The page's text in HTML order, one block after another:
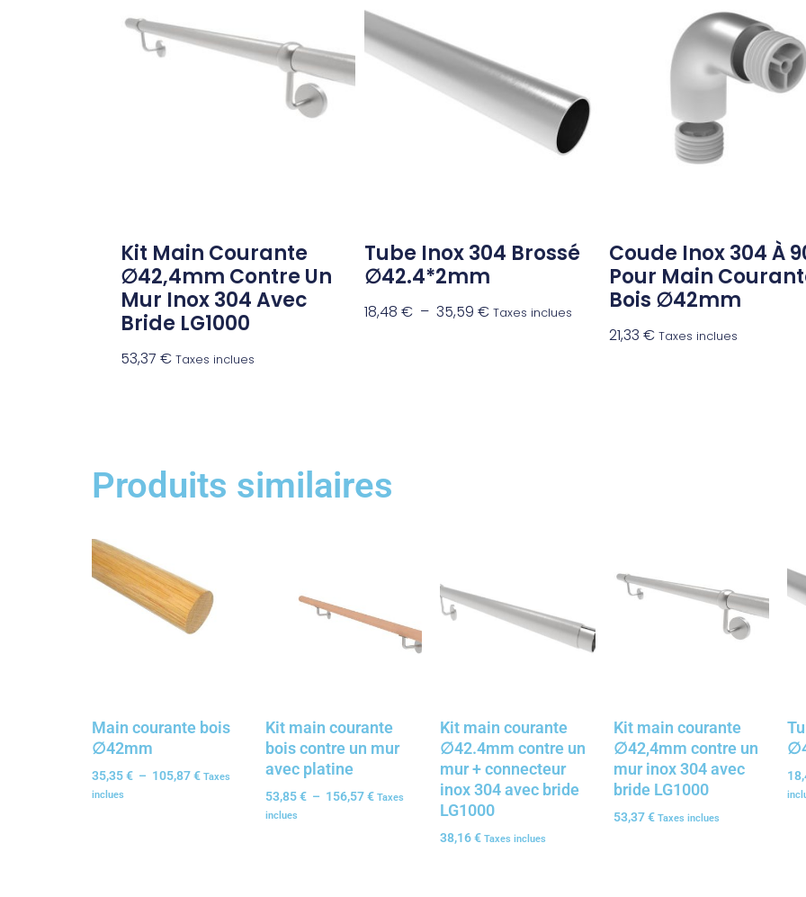
Kit Main Courante
∅42,4mm Contre Un
Mur Inox 304 Avec
Bride LG1000
53,37 € Taxes inclues
Tube Inox 304 Brossé
∅42.4*2mm
18,48€ – 35,59€ Taxes inclues
Coude Inox 304 À
Pour Main
Bois ∅42mm
21,33 € Taxes inclues
Produits similaires
Main courante bois
∅42mm
35,35€ – 105,87€ Taxes
inclues
Kit main courante
bois contre un mur
avec platine
53,85€ – 156,57€ Taxes
inclues
Kit main courante
∅42.4mm contre un
mur + connecteur
inox 304 avec bride
LG1000
38,16€ Taxes inclues
Kit main courante
∅42,4mm contre un
mur inox 304 avec
bride LG1000
53,37€ Taxes inclues